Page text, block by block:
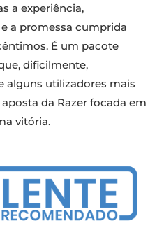
a experiência,
a promessa cumprida
É um pacote
dificilmente,
alguns utilizadores mais
da Razer focada em
vitória.